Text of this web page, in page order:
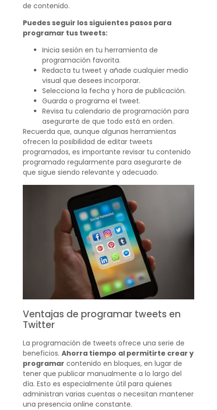
de contenido.
Puedes seguir los siguientes pasos para
programar tus tweets:
Inicia sesión en tu herramienta de
programación favorita.
Redacta tu tweet y añade cualquier medio
visual que desees incorporar.
Selecciona la fecha y hora de publicación.
Guarda o programa el tweet.
Revisa tu calendario de programación para
asegurarte de que todo está en orden.
Recuerda que, aunque algunas herramientas
ofrecen la posibilidad de editar tweets
programados, es importante revisar tu contenido
programado regularmente para asegurarte de
que sigue siendo relevante y adecuado.
Ventajas de programar tweets en
Twitter
La programación de tweets ofrece una serie de
beneficios. Ahorra tiempo al permitirte crear y
programar contenido en bloques, en lugar de
tener que publicar manualmente a lo largo del
día. Esto es especialmente útil para quienes
administran varias cuentas o necesitan mantener
una presencia online constante.